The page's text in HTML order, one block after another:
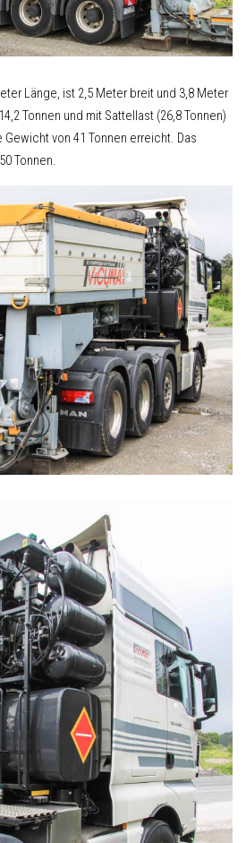
Länge, ist 2,5 Meter breit und 3,8 Meter
Tonnen und mit Sattellast (26,8 Tonnen)
von 41 Tonnen erreicht. Das
Tonnen.